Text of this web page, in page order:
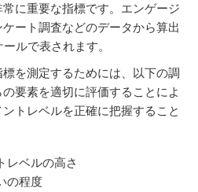
に重要な指標です。エンゲージ
ート調査などのデータから算出
ルで表されます。
を測定するためには、以下の調
要素を適切に評価することによ
トレベルを正確に把握すること
レベルの高さ
の程度